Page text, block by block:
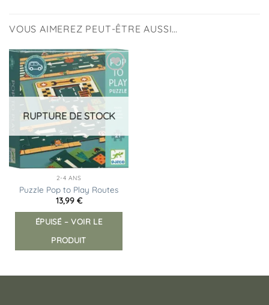
VOUS AIMEREZ PEUT-ÊTRE AUSSI…
Ajouter
à la
liste
RUPTURE DE STOCK
2-4 ANS
Puzzle Pop to Play Routes
13,99 €
ÉPUISÉ – VOIR LE
PRODUIT